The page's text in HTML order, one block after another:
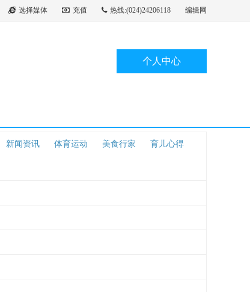
选择媒体 充值 热线:(024)24206118 编辑网
个人中心
新闻资讯 体育运动 美食行家 育儿心得